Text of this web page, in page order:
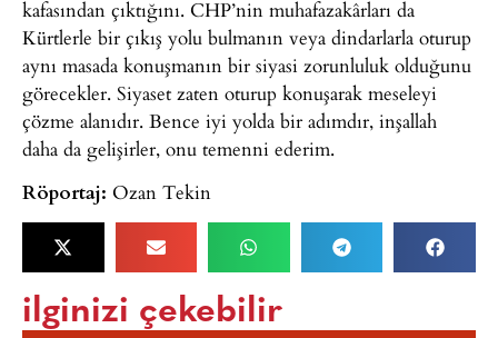
kafasından çıktığını. CHP’nin muhafazakârları da
Kürtlerle bir çıkış yolu bulmanın veya dindarlarla oturup
aynı masada konuşmanın bir siyasi zorunluluk olduğunu
görecekler. Siyaset zaten oturup konuşarak meseleyi
çözme alanıdır. Bence iyi yolda bir adımdır, inşallah
daha da gelişirler, onu temenni ederim.
Röportaj: Ozan Tekin
ilginizi çekebilir